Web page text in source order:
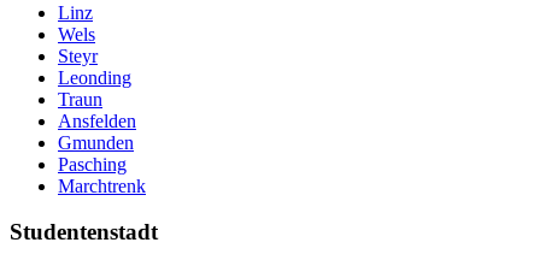
Linz
Wels
Steyr
Leonding
Traun
Ansfelden
Gmunden
Pasching
Marchtrenk
Studentenstadt